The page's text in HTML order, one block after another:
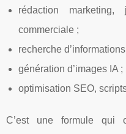
rédaction marketing,
commerciale ;
recherche
génération d’images IA ;
optimisation SEO,
C’est une formule qui